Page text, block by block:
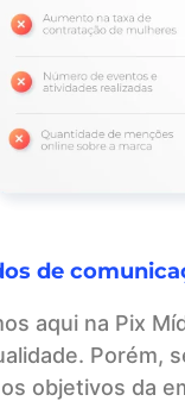
de
aqui na Pix
Porém,
objetivos da